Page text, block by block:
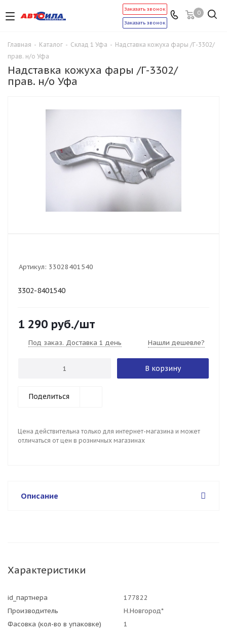
0
Заказать звонок
Заказать звонок
Главная - Каталог - Склад 1 Уфа - Надставка кожуха фары /Г-3302/
прав. н/о Уфа
Надставка кожуха фары /Г-3302/
прав. н/о Уфа
Артикул: 33028401540
3302-8401540
1 290 руб./шт
Под заказ. Доставка 1 день Нашли дешевле?
В корзину
Поделиться
Цена действительна только для интернет-магазина и может
отличаться от цен в розничных магазинах
Описание
Характеристики
id_партнера
177822
Производитель
Н.Новгород*
Фасовка (кол-во в упаковке)
1